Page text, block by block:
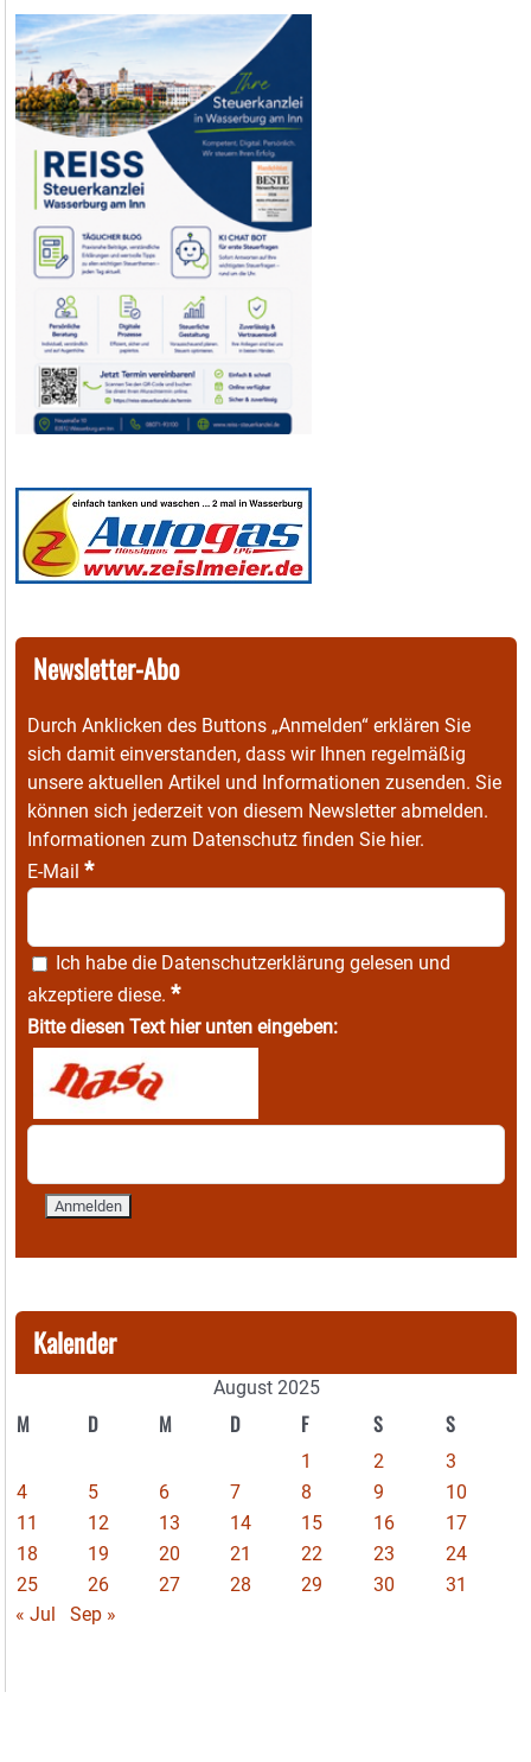
Newsletter-Abo
Durch Anklicken des Buttons „Anmelden“ erklären Sie
sich damit einverstanden, dass wir Ihnen regelmäßig
unsere aktuellen Artikel und Informationen zusenden. Sie
können sich jederzeit von diesem Newsletter abmelden.
Informationen zum Datenschutz finden Sie hier.
E-Mail *
Ich habe die Datenschutzerklärung gelesen und
akzeptiere diese. *
Bitte diesen Text hier unten eingeben:
Kalender
August 2025
M D M D F S S
1 2
3
4
5 6 7 8 9
10
11
12 13 14 15 16
17
18
19 20 21 22 23
24
25
26 27 28 29 30
31
« Jul
Sep »